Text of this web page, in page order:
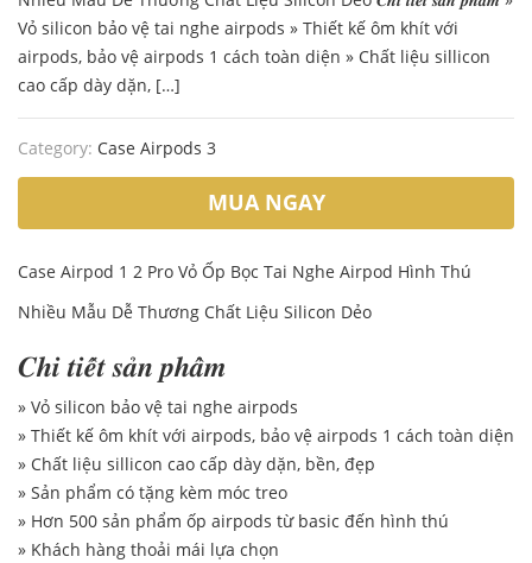
Vỏ silicon bảo vệ tai nghe airpods » Thiết kế ôm khít với
airpods, bảo vệ airpods 1 cách toàn diện » Chất liệu sillicon
cao cấp dày dặn, […]
Category: Case Airpods 3
MUA NGAY
Case Airpod 1 2 Pro Vỏ Ốp Bọc Tai Nghe Airpod Hình Thú
Nhiều Mẫu Dễ Thương Chất Liệu Silicon Dẻo
𝑪𝒉𝒊 𝒕𝒊𝒆̂́𝒕 𝒔𝒂̉𝒏 𝒑𝒉𝒂̂̉𝒎
» Vỏ silicon bảo vệ tai nghe airpods
» Thiết kế ôm khít với airpods, bảo vệ airpods 1 cách toàn diện
» Chất liệu sillicon cao cấp dày dặn, bền, đẹp
» Sản phẩm có tặng kèm móc treo
» Hơn 500 sản phẩm ốp airpods từ basic đến hình thú
» Khách hàng thoải mái lựa chọn